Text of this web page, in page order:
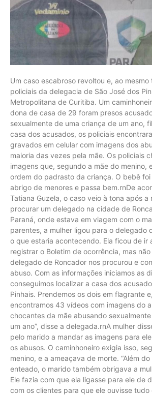
Um caso escabroso revoltou e, ao
policiais da delegacia de São José dos
Metropolitana de Curitiba. Um
dona de casa de 29 foram presos
sexualmente de uma criança de um ano,
casa dos acusados, os policiais
gravados em celular com imagens dos
maioria das vezes pela mãe. Os policiais
imagens que, segundo a mãe do menino,
ordem do padrasto da criança. O bebê foi
abrigo de menores e passa bem.rnDe
Tatiana Guzela, o caso veio à tona após a
procurar um delegado na cidade de
Paraná, onde estava em viagem com o
parentes, a mulher ligou para o delegado
o que estaria acontecendo. Ela ficou de ir
registrar o Boletim de ocorrência, mas
delegado de Roncador nos procurou e
abuso. Com as informações iniciamos as
conseguimos localizar a casa dos
Pinhais. Prendemos os dois em flagrante
encontramos 43 vídeos com imagens do
chocantes da mãe abusando
um ano”, disse a delegada.rnA mulher
pelo marido a mandar as imagens para
os abusos. O caminhoneiro exigia isso,
menino, e a ameaçava de morte. “Além
enteado, o marido também obrigava a
Ele fazia com que ela ligasse para ele de
com os clientes para que ele ouvisse